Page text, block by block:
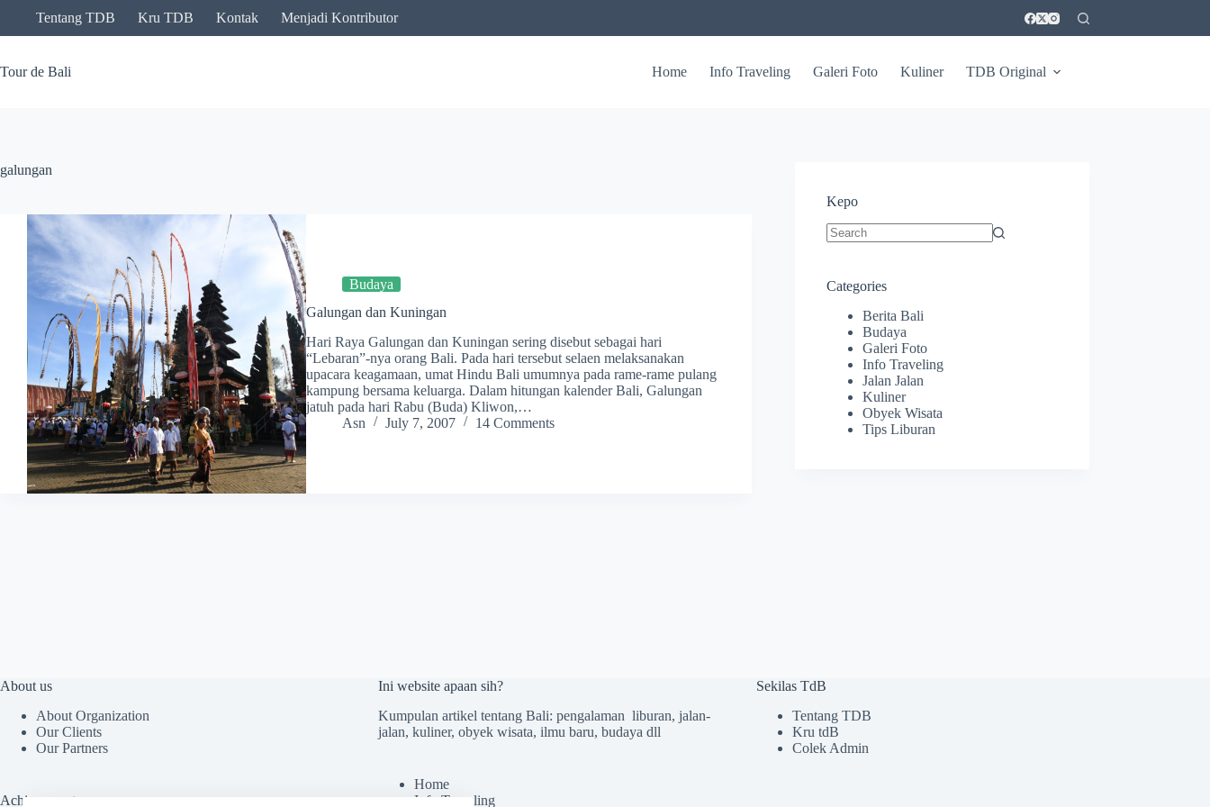
content
Tentang TDB Kru TDB Kontak Menjadi Kontributor
Tour de Bali Home Info Traveling Galeri Foto Kuliner TDB Original
galungan
Budaya
Galungan dan Kuningan
Hari Raya Galungan dan Kuningan sering disebut sebagai hari
“Lebaran”-nya orang Bali. Pada hari tersebut selaen melaksanakan
upacara keagamaan, umat Hindu Bali umumnya pada rame-rame pulang
kampung bersama keluarga. Dalam hitungan kalender Bali, Galungan
jatuh pada hari Rabu (Buda) Kliwon,…
Asn
July 7, 2007 14 Comments
Kepo
Categories
Berita Bali
Budaya
Galeri Foto
Info Traveling
Jalan Jalan
Kuliner
Obyek Wisata
Tips Liburan
About us
About Organization
Our Clients
Our Partners
Achievements
Ini website apaan sih?
Kumpulan artikel tentang Bali: pengalaman liburan, jalan-
jalan, kuliner, obyek wisata, ilmu baru, budaya dll
Home
Info Traveling
Sekilas TdB
Tentang TDB
Kru tdB
Colek Admin